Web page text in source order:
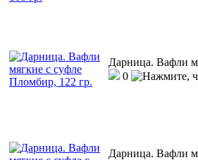
Дарница. Вафли
0
Дарница. Вафли